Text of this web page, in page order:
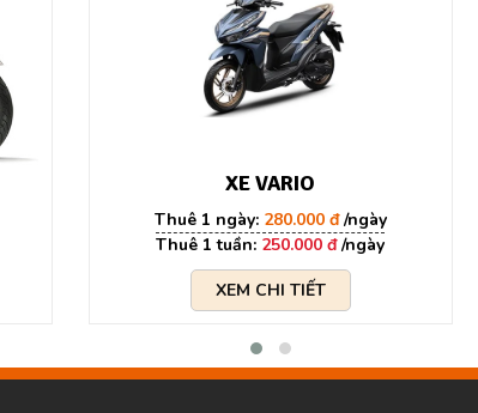
XE VARIO
280.000 đ
250.000 đ
XEM CHI TIẾT